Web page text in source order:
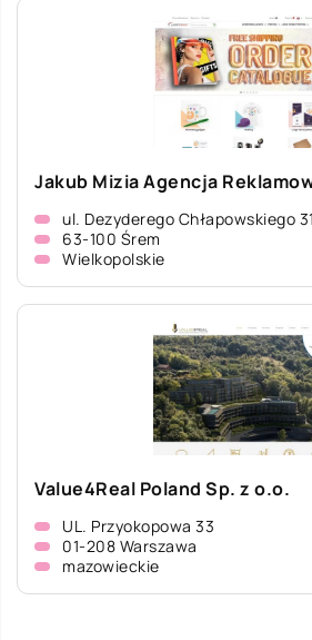
Jakub Mizia Agencja
ul. Dezyderego Chłapowskiego
63-100 Śrem
Wielkopolskie
Value4Real Poland Sp. z o.o.
UL. Przyokopowa 33
01-208 Warszawa
mazowieckie